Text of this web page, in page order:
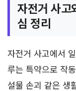
자전거 사고
심 정리
자전거 사고에서
루는 특약으로 작
설물 손괴 같은 생